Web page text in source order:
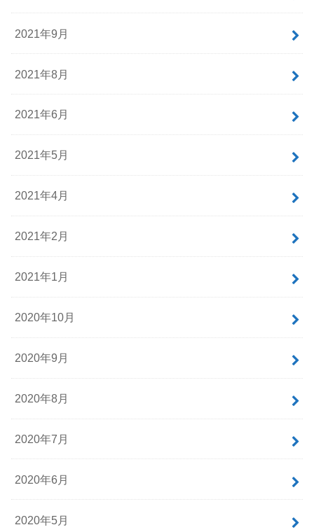
2021年9月
2021年8月
2021年6月
2021年5月
2021年4月
2021年2月
2021年1月
2020年10月
2020年9月
2020年8月
2020年7月
2020年6月
2020年5月